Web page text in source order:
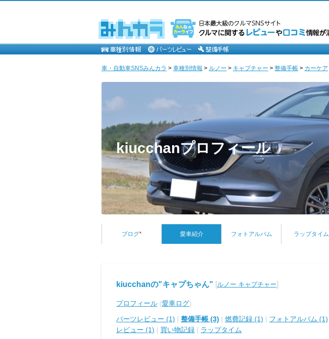
車・自動車SNSみんカラ > 車種別情報 > ルノー > キャプチャー > 整備手帳 > カーケア
kiucchanプロフィール
ブログ* 愛車紹介 フォトアルバム ラップタイム
kiucchanの"キャプちゃん" [ルノー キャプチャー]
プロフィール (愛車ログ)
パーツレビュー (1) | 整備手帳 (3) | 燃費記録 (1) | フォトアルバム (1)
レビュー (1) | 買い物記録 | ラップタイム